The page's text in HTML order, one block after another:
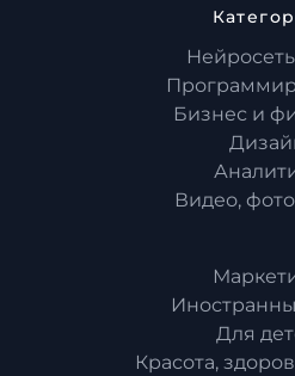
Бизнес и
Видео,
Для
Красота,